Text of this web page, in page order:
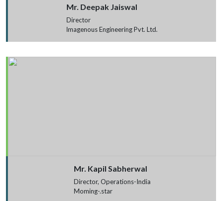
Mr. Deepak Jaiswal
Director
lmagenous Engineering Pvt. Ltd.
Mr. Kapil Sabherwal
Director, Operations-India
Moming-.star